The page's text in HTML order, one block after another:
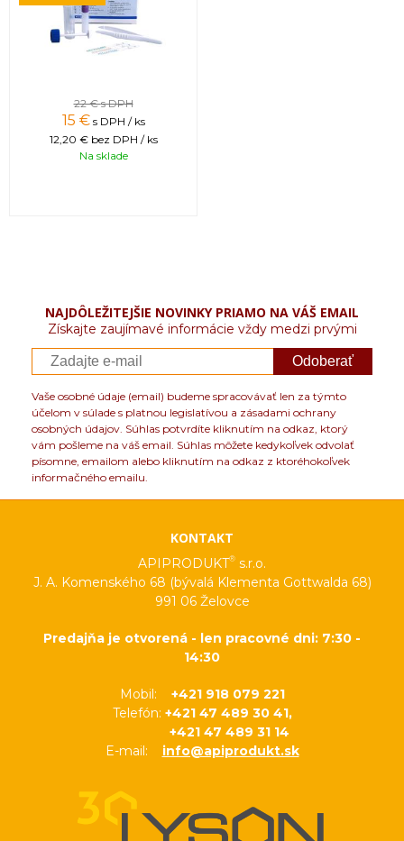
22 €s DPH
15 € s DPH / ks
12,20 € bez DPH / ks
Na sklade
NAJDÔLEŽITEJŠIE NOVINKY PRIAMO NA VÁŠ EMAIL
Získajte zaujímavé informácie vždy medzi prvými
Odoberať
Vaše osobné údaje (email) budeme spracovávať len za týmto
účelom v súlade s platnou legislatívou a zásadami ochrany
osobných údajov. Súhlas potvrdíte kliknutím na odkaz, ktorý
vám pošleme na váš email. Súhlas môžete kedykoľvek odvolať
písomne, emailom alebo kliknutím na odkaz z ktoréhokoľvek
informačného emailu.
KONTAKT
APIPRODUKT® s.r.o.
J. A. Komenského 68 (bývalá Klementa Gottwalda 68)
991 06 Želovce
Predajňa je otvorená - len pracovné dni: 7:30 -
14:30
Mobil: +421 918 079 221
Telefón: +421 47 489 30 41,
+421 47 489 31 14
E-mail: info@apiprodukt.sk